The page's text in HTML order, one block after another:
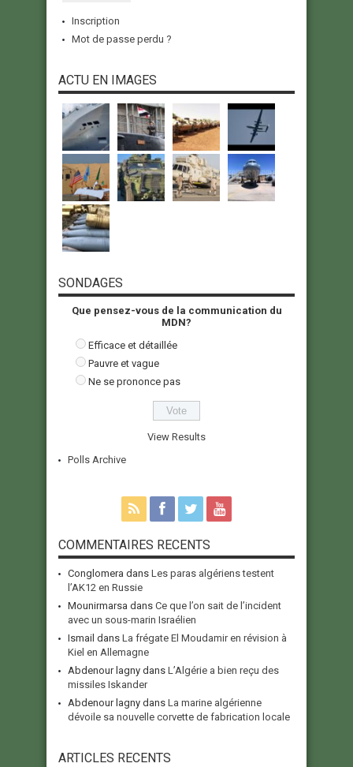
Inscription
Mot de passe perdu ?
ACTU EN IMAGES
SONDAGES
Que pensez-vous de la communication du
MDN?
Efficace et détaillée
Pauvre et vague
Ne se prononce pas
View Results
Polls Archive
COMMENTAIRES RECENTS
Conglomera dans Les paras algériens testent
l’AK12 en Russie
Mounirmarsa dans Ce que l’on sait de l’incident
avec un sous-marin Israélien
Ismail dans La frégate El Moudamir en révision à
Kiel en Allemagne
Abdenour lagny dans L’Algérie a bien reçu des
missiles Iskander
Abdenour lagny dans La marine algérienne
dévoile sa nouvelle corvette de fabrication locale
ARTICLES RECENTS